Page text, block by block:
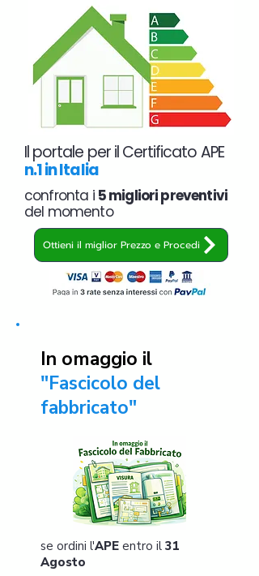
Il portale per il Certificato APE
n.1 in Italia
confronta i 5 migliori preventivi
del momento
Ottieni il miglior Prezzo e Procedi
In omaggio il
"Fascicolo del
fabbricato"
se ordini l'APE entro il 31
Agosto